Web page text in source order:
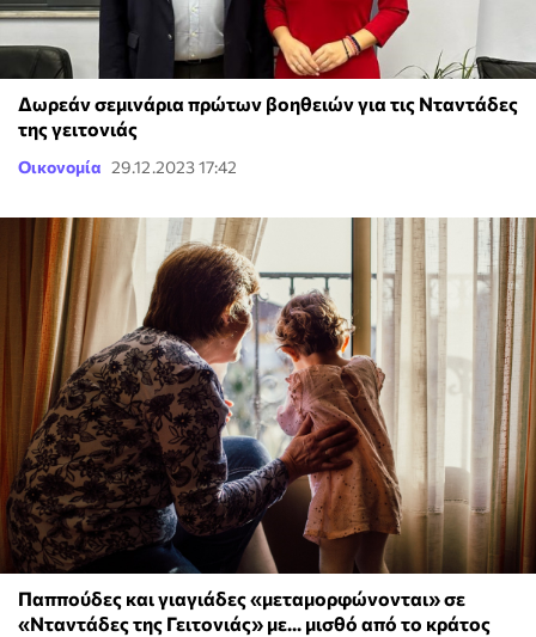
Δωρεάν σεμινάρια πρώτων βοηθειών για τις Νταντάδες
της γειτονιάς
Οικονομία 29.12.2023 17:42
Παππούδες και γιαγιάδες «μεταμορφώνονται» σε
«Νταντάδες της Γειτονιάς» με... μισθό από το κράτος